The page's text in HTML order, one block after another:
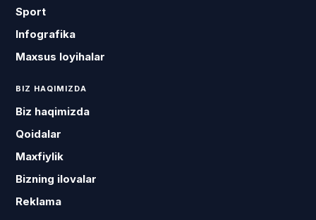
Sport
Infografika
Maxsus loyihalar
BIZ HAQIMIZDA
Biz haqimizda
Qoidalar
Maxfiylik
Bizning ilovalar
Reklama